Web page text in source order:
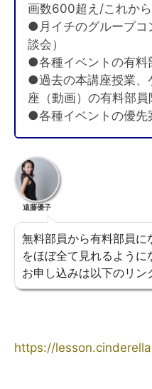
画数600超え/これから
●月イチのグループコ
談会）
●各種イベントの有料
●過去の本講座授業、
座（動画）の有料部
●各種イベントの優先
遠藤優子
無料部員から有料部員
をほぼ全て見れるように
お申し込みは以下のリン
https://